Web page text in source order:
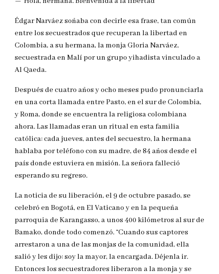
Édgar Narváez soñaba con decirle esa frase, tan común
entre los secuestrados que recuperan la libertad en
Colombia, a su hermana, la monja Gloria Narváez,
secuestrada en Malí por un grupo yihadista vinculado a
Al Qaeda.
Después de cuatro años y ocho meses pudo pronunciarla
en una corta llamada entre Pasto, en el sur de Colombia,
y Roma, donde se encuentra la religiosa colombiana
ahora. Las llamadas eran un ritual en esta familia
católica: cada jueves, antes del secuestro, la hermana
hablaba por teléfono con su madre, de 84 años desde el
país donde estuviera en misión. La señora falleció
esperando su regreso.
La noticia de su liberación, el 9 de octubre pasado, se
celebró en Bogotá, en El Vaticano y en la pequeña
parroquia de Karangasso, a unos 400 kilómetros al sur de
Bamako, donde todo comenzó. “Cuando sus captores
arrestaron a una de las monjas de la comunidad, ella
salió y les dijo: soy la mayor, la encargada. Déjenla ir.
Entonces los secuestradores liberaron a la monja y se